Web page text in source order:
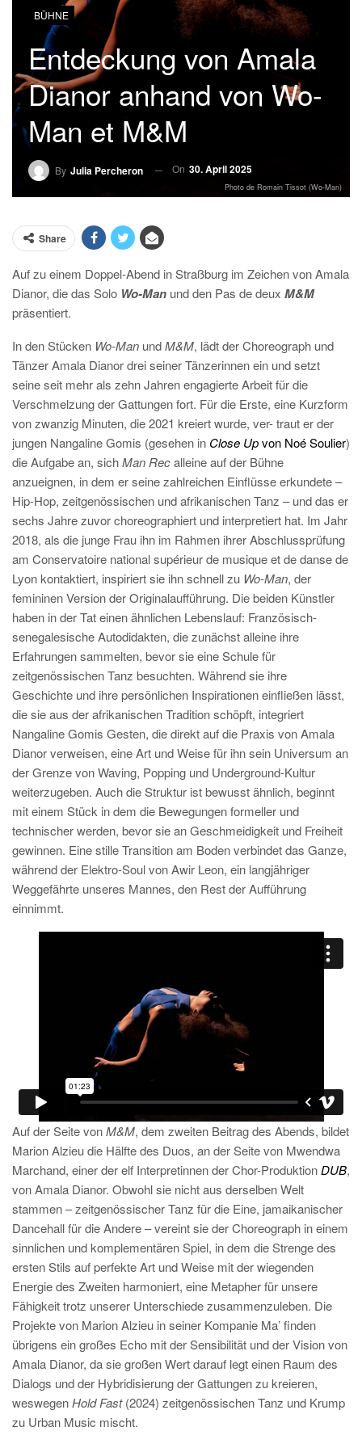
BÜHNE
Entdeckung von Amala
Dianor anhand von Wo-
Man et M&M
By Julia Percheron On 30. April 2025
Photo de Romain Tissot (Wo-Man)
Share
Auf zu einem Doppel-Abend in Straßburg im Zeichen von Amala
Dianor, die das Solo Wo-Man und den Pas de deux M&M
präsentiert.
In den Stücken Wo-Man undM&M, lädt der Choreograph und
Tänzer Amala Dianor drei seiner Tänzerinnen ein und setzt
seine seit mehr als zehn Jahren engagierte Arbeit für die
Verschmelzung der Gattungen fort. Für die Erste, eine Kurzform
von zwanzig Minuten, die 2021 kreiert wurde, ver- traut er der
jungen Nangaline Gomis (gesehen in Close Upvon Noé Soulier)
die Aufgabe an, sichMan Recalleine auf der Bühne
anzueignen, in dem er seine zahlreichen Einflüsse erkundete –
Hip-Hop, zeitgenössischen und afrikanischen Tanz – und das er
sechs Jahre zuvor choreographiert und interpretiert hat. Im Jahr
2018, als die junge Frau ihn im Rahmen ihrer Abschlussprüfung
am Conservatoire national supérieur de musique et de danse de
Lyon kontaktiert, inspiriert sie ihn schnell zu Wo-Man, der
femininen Version der Originalaufführung. Die beiden Künstler
haben in der Tat einen ähnlichen Lebenslauf: Französisch-
senegalesische Autodidakten, die zunächst alleine ihre
Erfahrungen sammelten, bevor sie eine Schule für
zeitgenössischen Tanz besuchten. Während sie ihre
Geschichte und ihre persönlichen Inspirationen einfließen lässt,
die sie aus der afrikanischen Tradition schöpft, integriert
Nangaline Gomis Gesten, die direkt auf die Praxis von Amala
Dianor verweisen, eine Art und Weise für ihn sein Universum an
der Grenze von Waving, Popping und Underground-Kultur
weiterzugeben. Auch die Struktur ist bewusst ähnlich, beginnt
mit einem Stück in dem die Bewegungen formeller und
technischer werden, bevor sie an Geschmeidigkeit und Freiheit
gewinnen. Eine stille Transition am Boden verbindet das Ganze,
während der Elektro-Soul von Awir Leon, ein langjähriger
Weggefährte unseres Mannes, den Rest der Aufführung
einnimmt.
Auf der Seite vonM&M, dem zweiten Beitrag des Abends, bildet
Marion Alzieu die Hälfte des Duos, an der Seite von Mwendwa
Marchand, einer der elf Interpretinnen der Chor-ProduktionDUB,
von Amala Dianor. Obwohl sie nicht aus derselben Welt
stammen – zeitgenössischer Tanz für die Eine, jamaikanischer
Dancehall für die Andere – vereint sie der Choreograph in einem
sinnlichen und komplementären Spiel, in dem die Strenge des
ersten Stils auf perfekte Art und Weise mit der wiegenden
Energie des Zweiten harmoniert, eine Metapher für unsere
Fähigkeit trotz unserer Unterschiede zusammenzuleben. Die
Projekte von Marion Alzieu in seiner Kompanie Ma’ finden
übrigens ein großes Echo mit der Sensibilität und der Vision von
Amala Dianor, da sie großen Wert darauf legt einen Raum des
Dialogs und der Hybridisierung der Gattungen zu kreieren,
weswegenHold Fast(2024) zeitgenössischen Tanz und Krump
zu Urban Music mischt.